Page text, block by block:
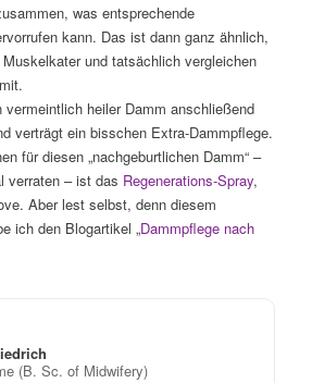
was entsprechende
kann. Das ist dann ganz ähnlich,
und tatsächlich vergleichen
heiler Damm anschließend
verträgt ein bisschen Extra-Dammpflege.
für diesen „nachgeburtlichen Damm“ –
verraten – ist das Regenerations-Spray,
Aber lest selbst, denn diesem
ich den Blogartikel „Dammpflege nach
(B. Sc. of Midwifery)